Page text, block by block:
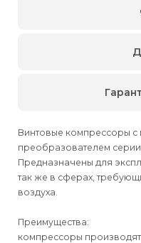
Винтовые компрессоры
преобразователем серии
Предназначены для
так же в сферах,
воздуха.
Преимущества:
компрессоры